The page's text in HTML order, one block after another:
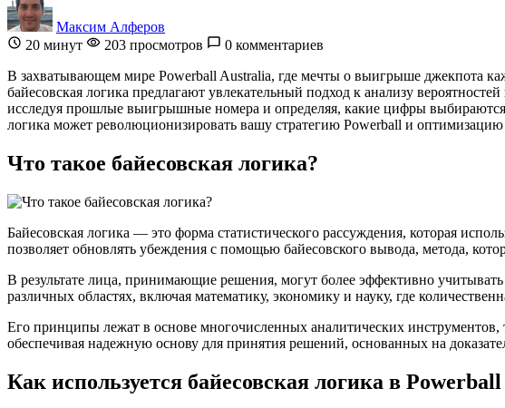
Максим Алферов
20 минут 203 просмотров
0 комментариев
В захватывающем мире Powerball Australia, где мечты о выигрыше джекпота
байесовская логика предлагают увлекательный подход к анализу
исследуя прошлые выигрышные номера и определяя, какие цифры
логика может революционизировать вашу стратегию Powerball и оптимизацию
Что такое байесовская логика?
Байесовская логика — это форма статистического рассуждения, которая
позволяет обновлять убеждения с помощью байесовского вывода, метода,
В результате лица, принимающие решения, могут более эффективно
различных областях, включая математику, экономику и науку, где
Его принципы лежат в основе многочисленных аналитических инструментов,
обеспечивая надежную основу для принятия решений, основанных на
Как используется байесовская логика в